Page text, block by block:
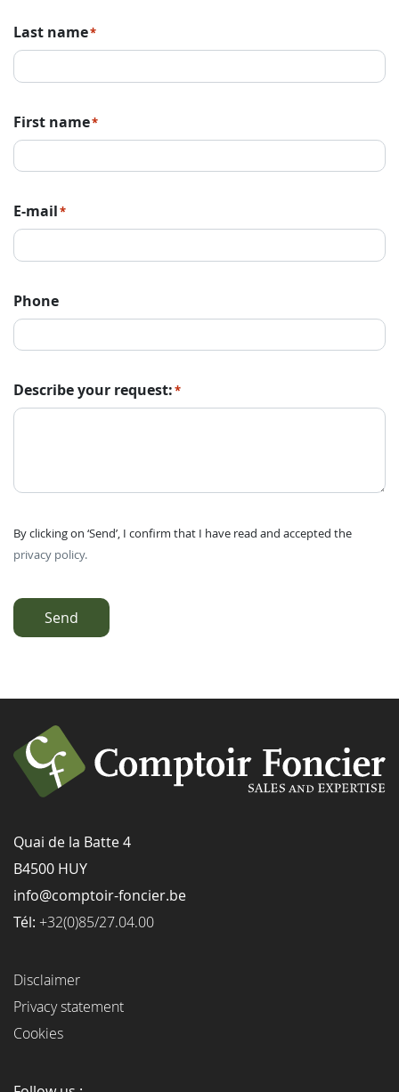
Last name*
First name*
E-mail*
Phone
Describe your request:*
By clicking on ‘Send’, I confirm that I have read and accepted the
privacy policy.
Send
Quai de la Batte 4
B4500 HUY
info@comptoir-foncier.be
Tél: +32(0)85/27.04.00
Disclaimer
Privacy statement
Cookies